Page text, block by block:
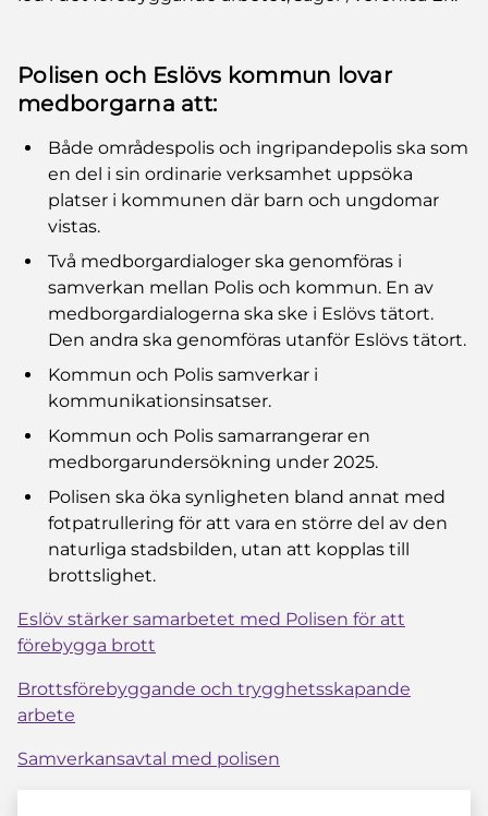
Polisen och Eslövs kommun lovar
medborgarna att:
Både områdespolis och ingripandepolis ska som
en del i sin ordinarie verksamhet uppsöka
platser i kommunen där barn och ungdomar
vistas.
Två medborgardialoger ska genomföras i
samverkan mellan Polis och kommun. En av
medborgardialogerna ska ske i Eslövs tätort.
Den andra ska genomföras utanför Eslövs tätort.
Kommun och Polis samverkar i
kommunikationsinsatser.
Kommun och Polis samarrangerar en
medborgarundersökning under 2025.
Polisen ska öka synligheten bland annat med
fotpatrullering för att vara en större del av den
naturliga stadsbilden, utan att kopplas till
brottslighet.
Eslöv stärker samarbetet med Polisen för att
förebygga brott
Brottsförebyggande och trygghetsskapande
arbete
Samverkansavtal med polisen